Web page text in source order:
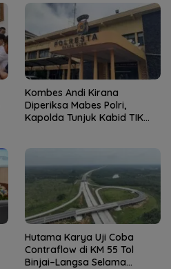
Kombes Andi Kirana
Diperiksa Mabes Polri,
Kapolda Tunjuk Kabid TIK
Hutama Karya Uji Coba
Contraflow di KM 55 Tol
Binjai–Langsa Selama